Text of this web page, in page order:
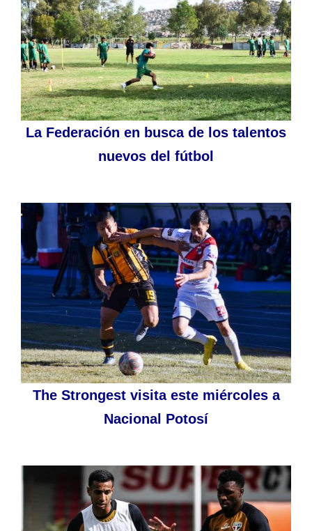
La Federación en busca de los talentos
nuevos del fútbol
The Strongest visita este miércoles a
Nacional Potosí